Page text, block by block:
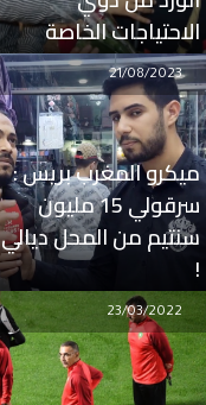
الاحتياجات الخاصة
ميكرو المغرب بريس :
سرقولي 15 مليون
سنتيم من المحل ديالي
!
21/08/2023
23/03/2022